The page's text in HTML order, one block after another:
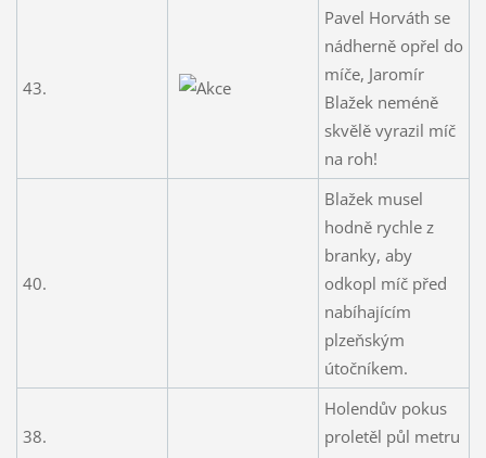
43.
Pavel Horváth se
nádherně opřel do
míče, Jaromír
Blažek neméně
skvělě vyrazil míč
na roh!
40.
Blažek musel
hodně rychle z
branky, aby
odkopl míč před
nabíhajícím
plzeňským
útočníkem.
38.
Holendův pokus
proletěl půl metru